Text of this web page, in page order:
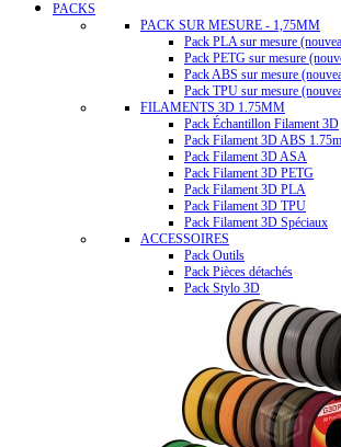
PACKS
PACK SUR MESURE - 1,75MM
Pack PLA sur mesure
Pack PETG sur mesure
Pack ABS sur mesure
Pack TPU sur mesure
FILAMENTS 3D 1.75MM
Pack Échantillon Filament 3D
Pack Filament 3D ABS
Pack Filament 3D ASA
Pack Filament 3D PETG
Pack Filament 3D PLA
Pack Filament 3D TPU
Pack Filament 3D Spéciaux
ACCESSOIRES
Pack Outils
Pack Pièces détachés
Pack Stylo 3D